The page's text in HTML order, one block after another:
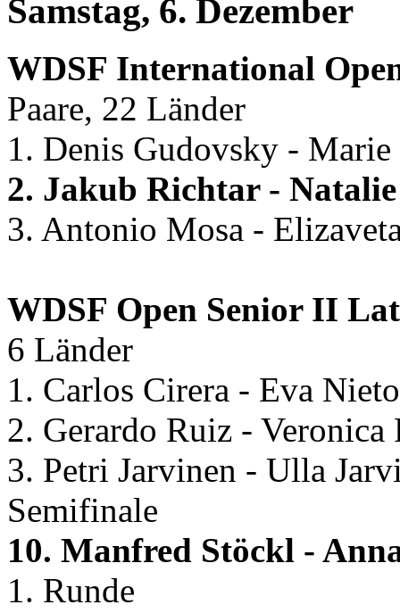
Samstag, 6. Dezember
WDSF International
Paare, 22 Länder
1. Denis Gudovsky -
2. Jakub Richtar -
3. Antonio Mosa -
WDSF Open Senior II
6 Länder
1. Carlos Cirera - Eva
2. Gerardo Ruiz - Veronica
3. Petri Jarvinen - Ulla
Semifinale
10. Manfred Stöckl -
1. Runde